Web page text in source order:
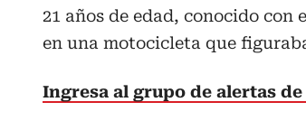
21 años de edad, conocido con
en una motocicleta que
Ingresa al grupo de alertas